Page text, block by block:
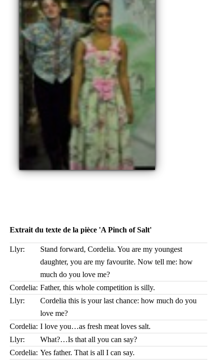
Extrait du texte de la pièce 'A Pinch of Salt'
Llyr:
Stand forward, Cordelia. You are my youngest
daughter, you are my favourite. Now tell me: how
much do you love me?
Cordelia: Father, this whole competition is silly.
Llyr:
Cordelia this is your last chance: how much do you
love me?
Cordelia: I love you…as fresh meat loves salt.
Llyr:
What?…Is that all you can say?
Cordelia: Yes father. That is all I can say.